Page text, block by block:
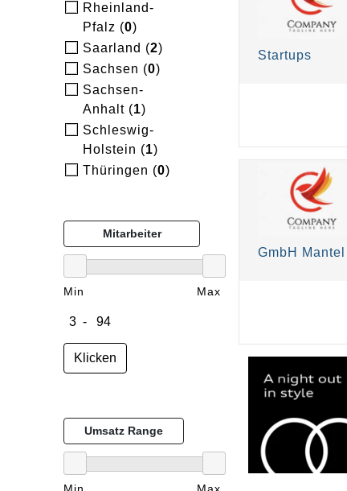
Rheinland-
Pfalz (0)
Saarland (2)
Sachsen (0)
Sachsen-
Anhalt (1)
Schleswig-
Holstein (1)
Thüringen (0)
Mitarbeiter
Min Max
Klicken
Umsatz Range
Startups
GmbH Mantel